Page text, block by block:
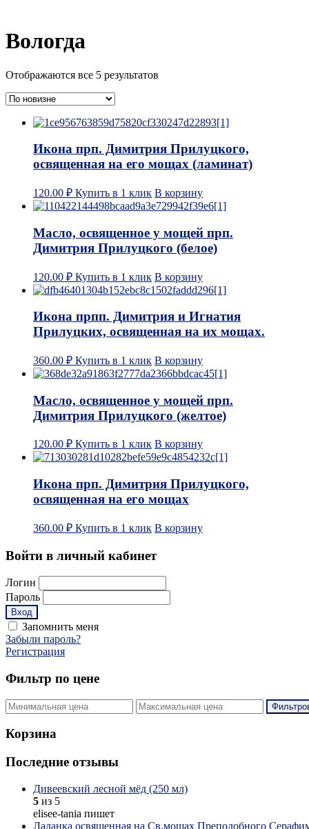
Вологда
Отображаются все 5 результатов
Икона прп. Димитрия Прилуцкого,
освященная на его мощах (ламинат)
120.00 ₽ Купить в 1 клик В корзину
Масло, освященное у мощей прп.
Димитрия Прилуцкого (белое)
120.00 ₽ Купить в 1 клик В корзину
Икона прпп. Димитрия и Игнатия
Прилуцких, освященная на их мощах.
360.00 ₽ Купить в 1 клик В корзину
Масло, освященное у мощей прп.
Димитрия Прилуцкого (желтое)
120.00 ₽ Купить в 1 клик В корзину
Икона прп. Димитрия Прилуцкого,
освященная на его мощах
360.00 ₽ Купить в 1 клик В корзину
Войти в личный кабинет
Логин
Пароль
Запомнить меня
Забыли пароль?
Регистрация
Фильтр по цене
Корзина
Последние отзывы
Дивеевский лесной мёд (250 мл)
5 из 5
elisee-tania пишет
Ладанка освященная на Св.мощах Преподобного